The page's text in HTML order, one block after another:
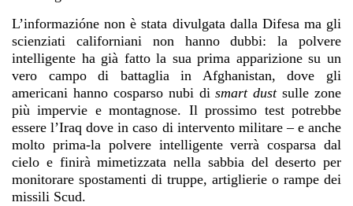
L’informazióne non è stata divulgata dalla Difesa ma gli
scienziati californiani non hanno dubbi: la polvere
intelligente ha già fatto la sua prima apparizione su un
vero campo di battaglia in Afghanistan, dove gli
americani hanno cosparso nubi dismart dustsulle zone
più impervie e montagnose. Il prossimo test potrebbe
essere l’Iraq dove in caso di intervento militare – e anche
molto prima-la polvere intelligente verrà cosparsa dal
cielo e finirà mimetizzata nella sabbia del deserto per
monitorare spostamenti di truppe, artiglierie o rampe dei
missili Scud.